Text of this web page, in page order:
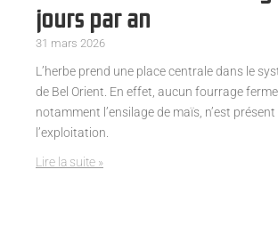
jours par an
31 mars 2026
L’herbe prend une place centrale dans le
de Bel Orient. En effet, aucun fourrage
notamment l’ensilage de maïs, n’est
l’exploitation.
Lire la suite »